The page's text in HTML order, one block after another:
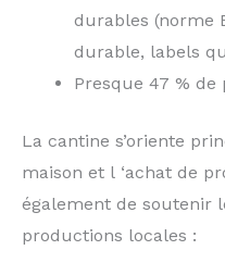
durables (norme
durable, labels
Presque 47 % de
La cantine s’oriente
maison et l ‘achat de
également de soutenir
productions locales :